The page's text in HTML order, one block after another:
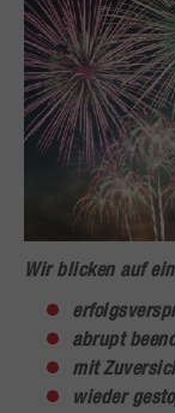
Wir blicken auf
abrupt
mit
wieder